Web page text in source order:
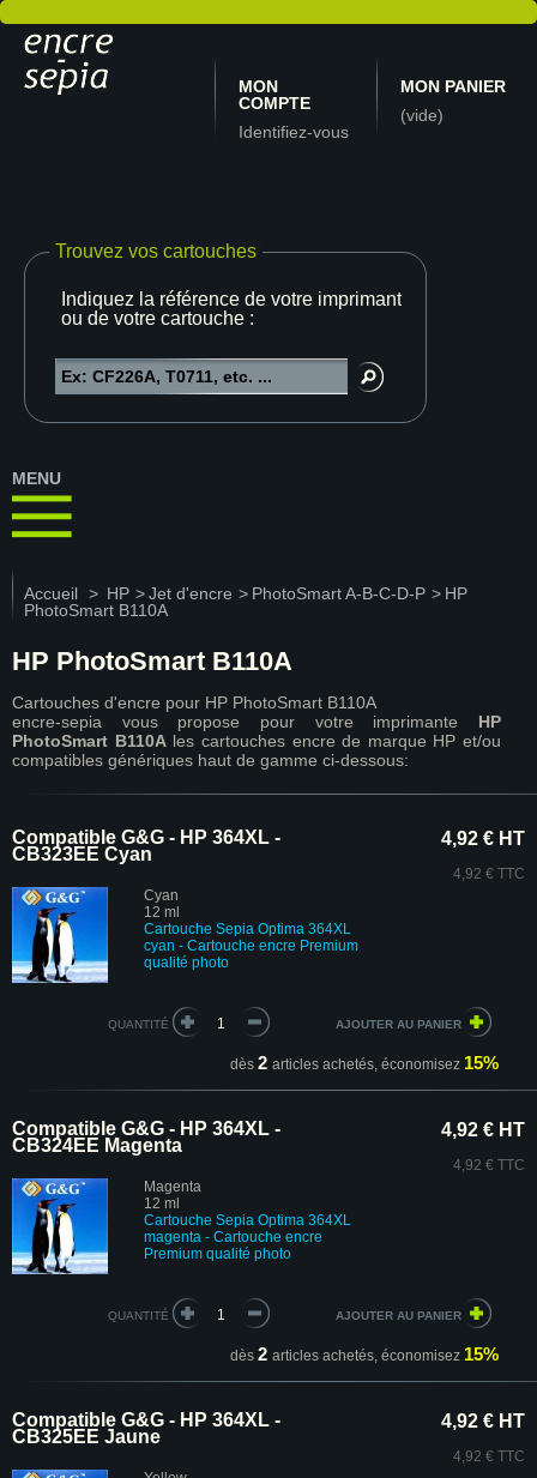
MON
COMPTE
Identifiez-vous
MON PANIER
(vide)
Trouvez vos cartouches
Indiquez la référence de votre imprimante
ou de votre cartouche :
MENU
Accueil > HP >Jet d'encre > PhotoSmart A-B-C-D-P > HP
PhotoSmart B110A
HP PhotoSmart B110A
Cartouches d'encre pour HP PhotoSmart B110A
encre-sepia vous propose pour votre imprimante HP
PhotoSmart B110Ales cartouches encre de marque HP et/ou
compatibles génériques haut de gamme ci-dessous:
Compatible G&G - HP 364XL -
CB323EE Cyan
Cyan
12 ml
Cartouche Sepia Optima 364XL
cyan - Cartouche encre Premium
qualité photo
4,92 € HT
4,92 € TTC
QUANTITÉ
dès 2 articles achetés, économisez 15%
Compatible G&G - HP 364XL -
CB324EE Magenta
Magenta
12 ml
Cartouche Sepia Optima 364XL
magenta - Cartouche encre
Premium qualité photo
4,92 € HT
4,92 € TTC
QUANTITÉ
dès 2 articles achetés, économisez 15%
Compatible G&G - HP 364XL -
CB325EE Jaune
4,92 € HT
4,92 € TTC